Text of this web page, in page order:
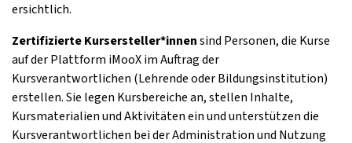
ersichtlich.
Zertifizierte Kursersteller*innensind Personen, die Kurse
auf der Plattform iMooX im Auftrag der
Kursverantwortlichen (Lehrende oder Bildungsinstitution)
erstellen. Sie legen Kursbereiche an, stellen Inhalte,
Kursmaterialien und Aktivitäten ein und unterstützen die
Kursverantwortlichen bei der Administration und Nutzung